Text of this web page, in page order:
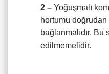
2 – Yoğuşmalı
hortumu
bağlanmalıdır.
edilmemelidir.